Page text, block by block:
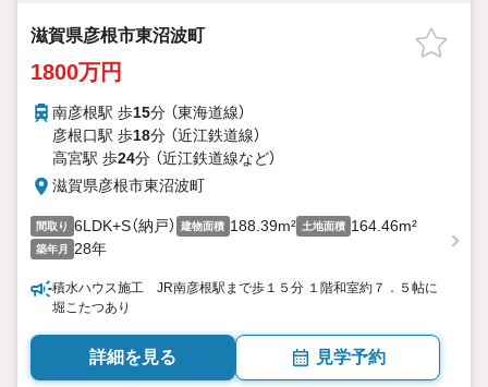
滋賀県彦根市東沼波町
1800万円
南彦根駅 歩15分 （東海道線）
彦根口駅 歩18分 （近江鉄道線）
高宮駅 歩24分 （近江鉄道線など）
滋賀県彦根市東沼波町
間取り 6LDK+S（納戸） 建物面積 188.39m² 土地面積 164.46m²
築年月 28年
積水ハウス施工 JR南彦根駅まで歩１５分 １階和室約７．５帖に
堀こたつあり
詳細を見る 見学予約